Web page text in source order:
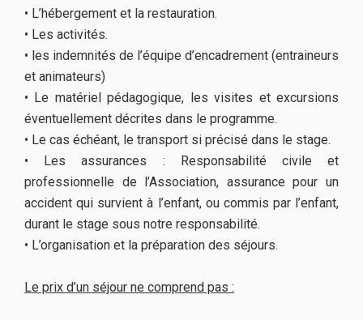
• L’hébergement et la restauration.
• Les activités.
• les indemnités de l’équipe d’encadrement (entraineurs
et animateurs)
• Le matériel pédagogique, les visites et excursions
éventuellement décrites dans le programme.
• Le cas échéant, le transport si précisé dans le stage.
• Les assurances : Responsabilité civile et
professionnelle de l’Association, assurance pour un
accident qui survient à l’enfant, ou commis par l’enfant,
durant le stage sous notre responsabilité.
• L’organisation et la préparation des séjours.
Le prix d’un séjour ne comprend pas :